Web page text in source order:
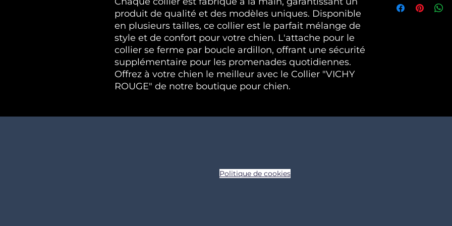
produit de qualité et des modèles uniques. Disponible
en plusieurs tailles, ce collier est le parfait mélange de
style et de confort pour votre chien. L'attache pour le
collier se ferme par boucle ardillon, offrant une sécurité
supplémentaire pour les promenades quotidiennes.
Offrez à votre chien le meilleur avec le Collier "VICHY
ROUGE" de notre boutique pour chien.
Espagne,
D ACHAT
Politique de cookies